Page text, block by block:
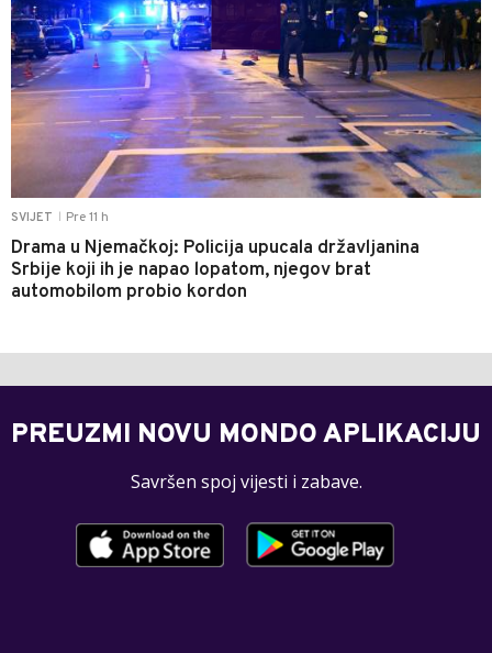
SVIJET Pre 11 h
Drama u Njemačkoj: Policija upucala državljanina
Srbije koji ih je napao lopatom, njegov brat
automobilom probio kordon
PREUZMI NOVU MONDO APLIKACIJU
Savršen spoj vijesti i zabave.